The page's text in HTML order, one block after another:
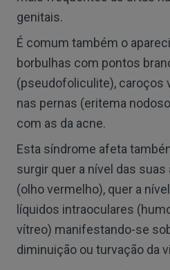
genitais.
É comum também o
borbulhas com pontos
(pseudofoliculite), caroços
nas pernas (eritema
com as da acne.
Esta síndrome afeta
surgir quer a nível das
(olho vermelho), quer a
líquidos intraoculares
vítreo) manifestando-se
diminuição ou turvação da